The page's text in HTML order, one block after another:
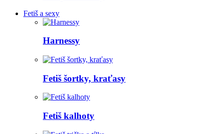
Fetiš a sexy
Harnessy
Fetiš šortky, kraťasy
Fetiš kalhoty